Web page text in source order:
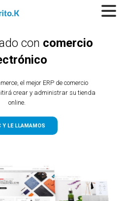
con comercio
el mejor ERP de comercio
crear y administrar su tienda
online.
Y LE LLAMAMOS